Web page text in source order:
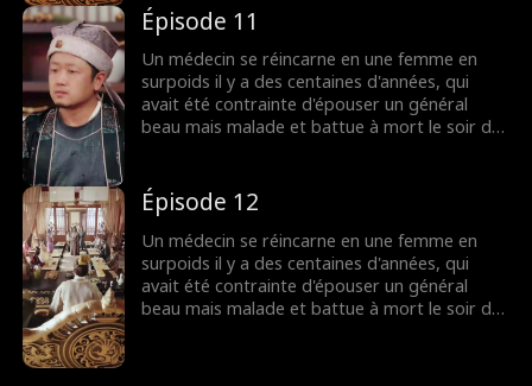
pleinement de cette nouvelle vie en se
concentrant sur sa carrière. Finalement, elle
devient belle et réussie, tandis que son mari
général, maintenant insécurisé, implore son
attention...
Épisode 11
Un médecin se réincarne en une femme en
surpoids il y a des centaines d'années, qui
avait été contrainte d'épouser un général
beau mais malade et battue à mort le soir de
pleinement de cette nouvelle vie en se
concentrant sur sa carrière. Finalement, elle
devient belle et réussie, tandis que son mari
général, maintenant insécurisé, implore son
attention...
Épisode 12
Un médecin se réincarne en une femme en
surpoids il y a des centaines d'années, qui
avait été contrainte d'épouser un général
beau mais malade et battue à mort le soir de